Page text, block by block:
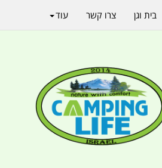
בית וגן צרו קשר עוד